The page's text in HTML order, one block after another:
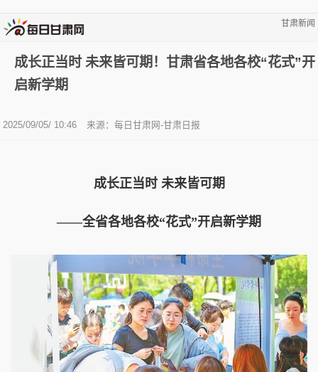
甘肃新闻
成长正当时 未来皆可期！甘肃省各地各校“花式”开
启新学期
2025/09/05/ 10:46 来源：每日甘肃网-甘肃日报
成长正当时 未来皆可期
——全省各地各校“花式”开启新学期